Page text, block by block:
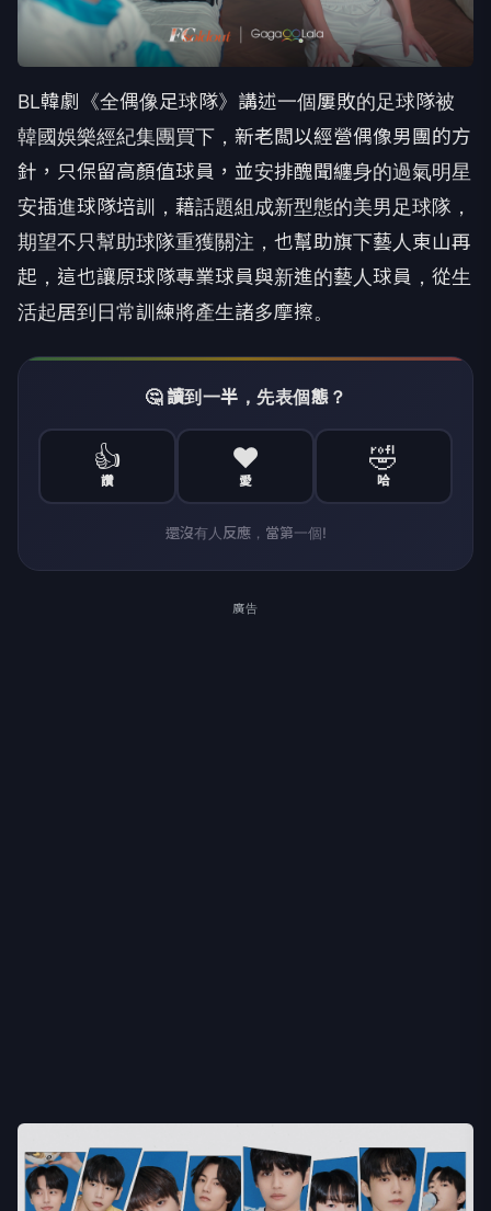
BL韓劇《全偶像足球隊》 講述一個屢敗的足球隊被
韓國娛樂經紀集團買下， 新老闆以經營偶像男團的方
針，只保留高顏值球員， 並安排醜聞纏身的過氣明星
安插進球隊培訓， 藉話題組成新型態的美男足球隊，
期望不只幫助球隊重獲關注， 也幫助旗下藝人東山再
起， 這也讓原球隊專業球員與新進的藝人球員， 從生
活起居到日常訓練將產生諸多摩擦。
🤔 讀到一半，先表個態？
👍
讚
❤️
愛
🤣
哈
還沒有人反應，當第一個!
廣告